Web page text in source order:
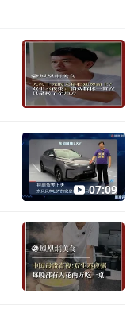
07:09